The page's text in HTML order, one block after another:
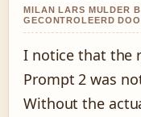
MILAN LARS MULDER
GECONTROLEERD
I notice that the
Prompt 2 was
Without the